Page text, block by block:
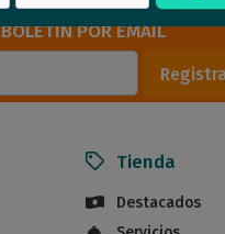
BOLETÍN POR EMAIL
Tienda
Destacados